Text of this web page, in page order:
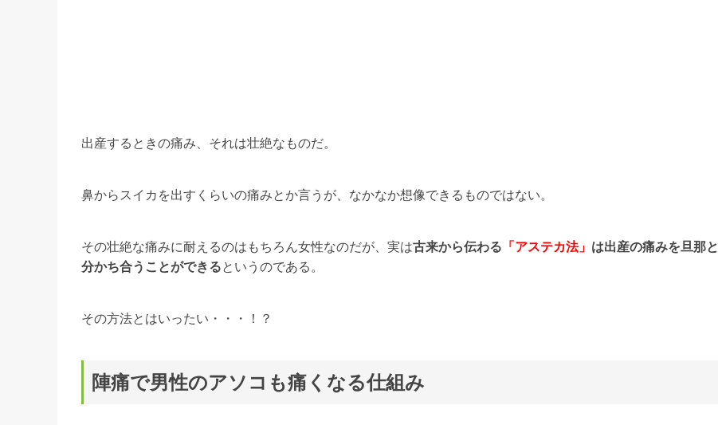
出産するときの痛み、それは壮絶なものだ。
鼻からスイカを出すくらいの痛みとか言うが、なかなか想像できるものではない。
その壮絶な痛みに耐えるのはもちろん女性なのだが、実は古来から伝わる 「アステカ法」 は出産の痛みを旦那と
分かち合うことができるというのである。
その方法とはいったい・・・！？
陣痛で男性のアソコも痛くなる仕組み